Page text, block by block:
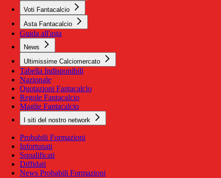
Voti Fantacalcio
Asta Fantacalcio
Guida all'asta
News
Ultimissime Calciomercato
Tabella Indisponibili
Nazionale
Quotazioni Fantacalcio
Regole Fantacalcio
Maglie Fantacalcio
I siti del nostro network
Probabili Formazioni
Infortunati
Squalificati
Diffidati
News Probabili Formazioni